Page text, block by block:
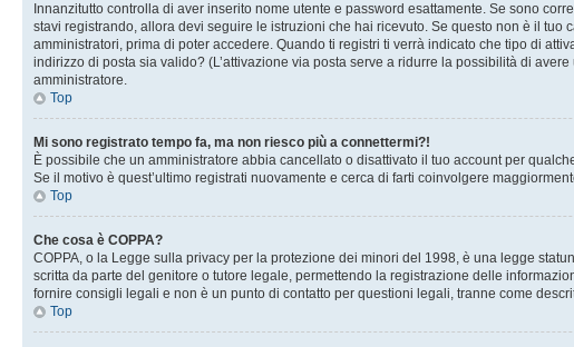
Innanzitutto controlla di aver inserito nome utente e password esattamente. Se sono
stavi registrando, allora devi seguire le istruzioni che hai ricevuto. Se questo non è il
amministratori, prima di poter accedere. Quando ti registri ti verrà indicato che tipo di
indirizzo di posta sia valido? (L’attivazione via posta serve a ridurre la possibilità di
amministratore.
Top
Mi sono registrato tempo fa, ma non riesco più a connettermi?!
È possibile che un amministratore abbia cancellato o disattivato il tuo account per
Se il motivo è quest’ultimo registrati nuovamente e cerca di farti coinvolgere
Top
Che cosa è COPPA?
COPPA, o la Legge sulla privacy per la protezione dei minori del 1998, è una legge
scritta da parte del genitore o tutore legale, permettendo la registrazione delle
fornire consigli legali e non è un punto di contatto per questioni legali, tranne come
Top